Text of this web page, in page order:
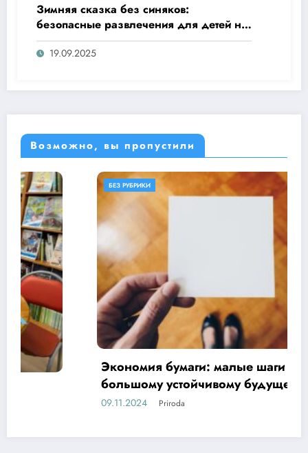
Зимняя сказка без синяков:
безопасные развлечения для детей на
улице
19.09.2025
Возможно, вы пропустили
БЕЗ РУБРИКИ
Экономия бумаги: малые шаги к
большому устойчивому будущему
Priroda